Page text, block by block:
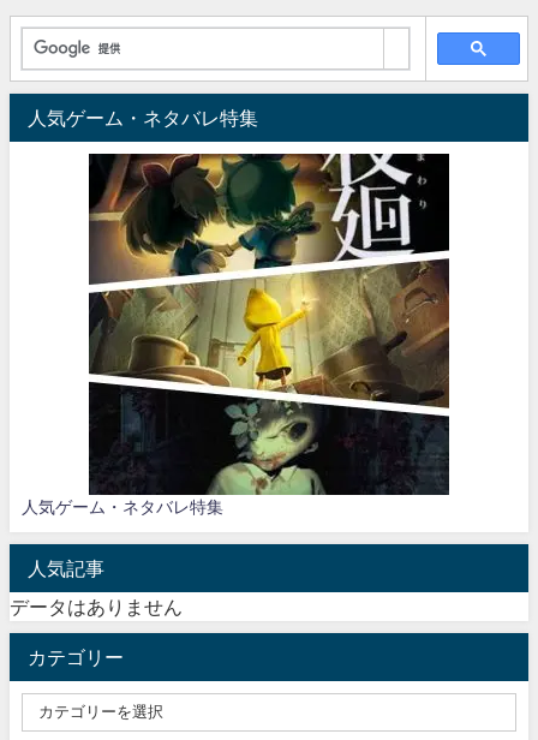
人気ゲーム・ネタバレ特集
人気ゲーム・ネタバレ特集
人気記事
データはありません
カテゴリー